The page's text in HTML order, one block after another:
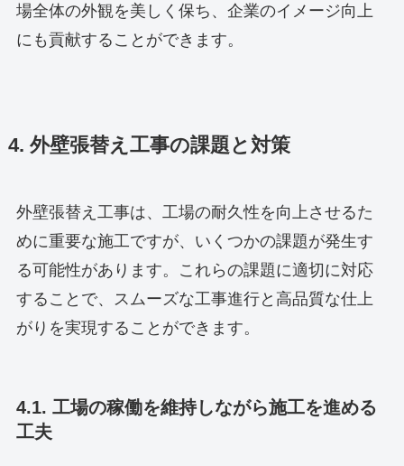
場全体の外観を美しく保ち、企業のイメージ向上
にも貢献することができます。
4. 外壁張替え工事の課題と対策
外壁張替え工事は、工場の耐久性を向上させるた
めに重要な施工ですが、いくつかの課題が発生す
る可能性があります。これらの課題に適切に対応
することで、スムーズな工事進行と高品質な仕上
がりを実現することができます。
4.1. 工場の稼働を維持しながら施工を進める
工夫